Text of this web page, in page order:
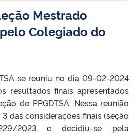
Mestrado
Colegiado do
se reuniu no dia 09-02-2024
resultados finais apresentados
do PPGDTSA. Nessa reunião
das considerações finais (seção
2023 e decidiu-se pela